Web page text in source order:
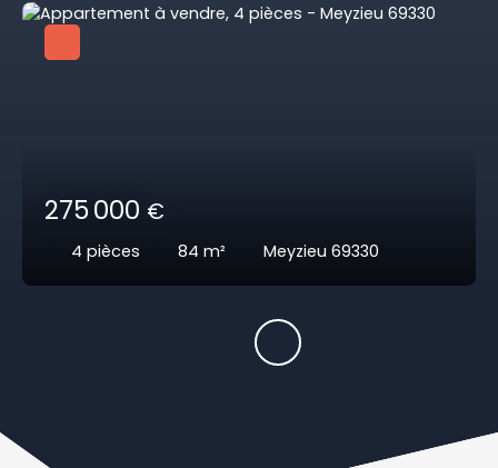
275 000 €
4 pièces 84 m² Meyzieu 69330